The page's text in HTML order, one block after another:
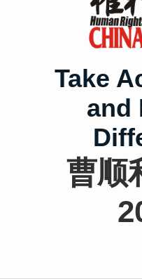
Take
and
曹顺